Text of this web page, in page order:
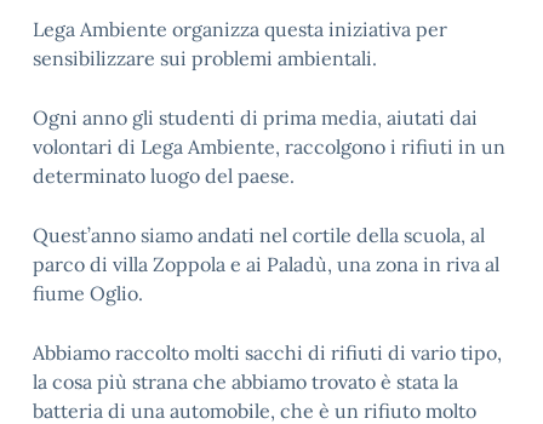
Lega Ambiente organizza questa iniziativa per
sensibilizzare sui problemi ambientali.
Ogni anno gli studenti di prima media, aiutati dai
volontari di Lega Ambiente, raccolgono i rifiuti in un
determinato luogo del paese.
Quest’anno siamo andati nel cortile della scuola, al
parco di villa Zoppola e ai Paladù, una zona in riva al
fiume Oglio.
Abbiamo raccolto molti sacchi di rifiuti di vario tipo,
la cosa più strana che abbiamo trovato è stata la
batteria di una automobile, che è un rifiuto molto